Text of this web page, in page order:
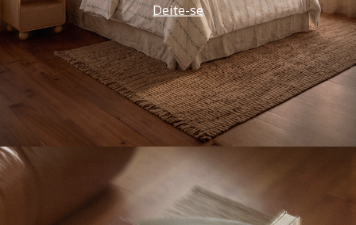
Deite-se